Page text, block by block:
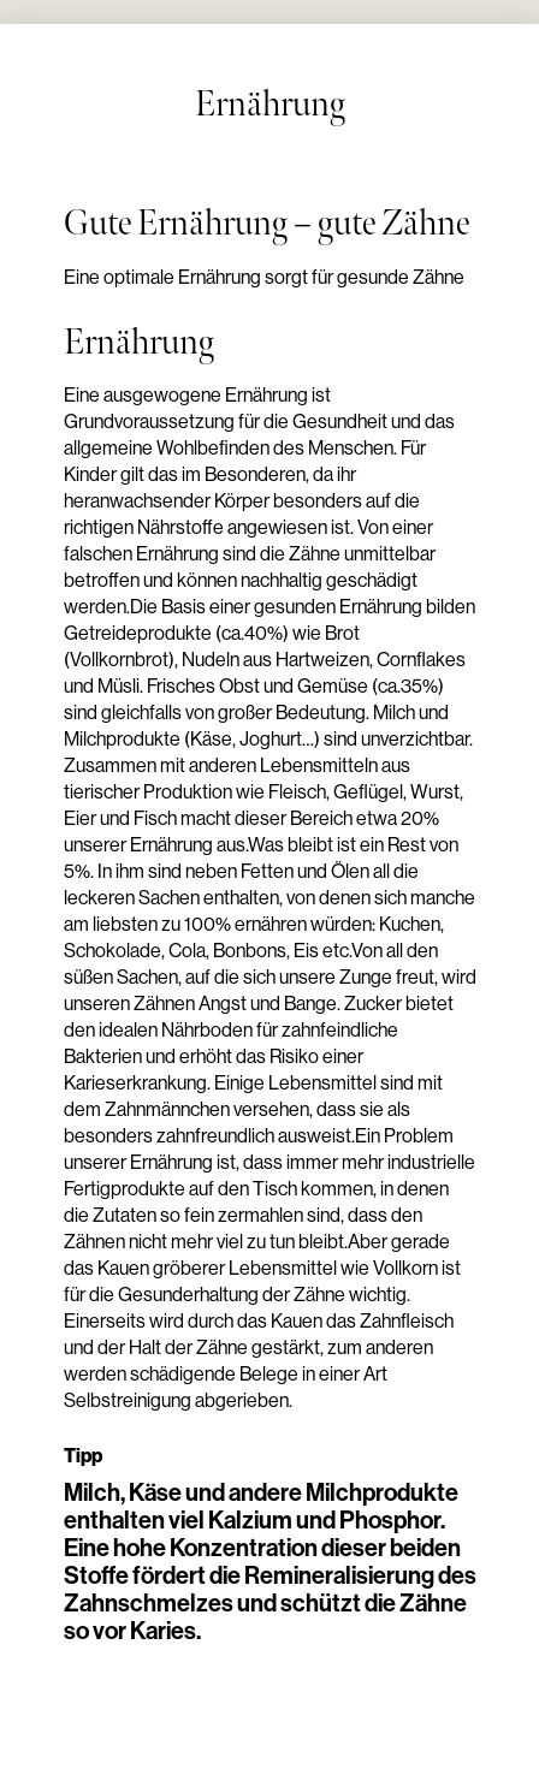
Ernährung
Gute Ernährung – gute Zähne
Eine optimale Ernährung sorgt für gesunde Zähne
Ernährung
Eine ausgewogene Ernährung ist
Grundvoraussetzung für die Gesundheit und das
allgemeine Wohlbefinden des Menschen. Für
Kinder gilt das im Besonderen, da ihr
heranwachsender Körper besonders auf die
richtigen Nährstoffe angewiesen ist. Von einer
falschen Ernährung sind die Zähne unmittelbar
betroffen und können nachhaltig geschädigt
werden.Die Basis einer gesunden Ernährung bilden
Getreideprodukte (ca.40%) wie Brot
(Vollkornbrot), Nudeln aus Hartweizen, Cornflakes
und Müsli. Frisches Obst und Gemüse (ca.35%)
sind gleichfalls von großer Bedeutung. Milch und
Milchprodukte (Käse, Joghurt…) sind unverzichtbar.
Zusammen mit anderen Lebensmitteln aus
tierischer Produktion wie Fleisch, Geflügel, Wurst,
Eier und Fisch macht dieser Bereich etwa 20%
unserer Ernährung aus.Was bleibt ist ein Rest von
5%. In ihm sind neben Fetten und Ölen all die
leckeren Sachen enthalten, von denen sich manche
am liebsten zu 100% ernähren würden: Kuchen,
Schokolade, Cola, Bonbons, Eis etc.Von all den
süßen Sachen, auf die sich unsere Zunge freut, wird
unseren Zähnen Angst und Bange. Zucker bietet
den idealen Nährboden für zahnfeindliche
Bakterien und erhöht das Risiko einer
Karieserkrankung. Einige Lebensmittel sind mit
dem Zahnmännchen versehen, dass sie als
besonders zahnfreundlich ausweist.Ein Problem
unserer Ernährung ist, dass immer mehr industrielle
Fertigprodukte auf den Tisch kommen, in denen
die Zutaten so fein zermahlen sind, dass den
Zähnen nicht mehr viel zu tun bleibt.Aber gerade
das Kauen gröberer Lebensmittel wie Vollkorn ist
für die Gesunderhaltung der Zähne wichtig.
Einerseits wird durch das Kauen das Zahnfleisch
und der Halt der Zähne gestärkt, zum anderen
werden schädigende Belege in einer Art
Selbstreinigung abgerieben.
Tipp
Milch, Käse und andere Milchprodukte
enthalten viel Kalzium und Phosphor.
Eine hohe Konzentration dieser beiden
Stoffe fördert die Remineralisierung des
Zahnschmelzes und schützt die Zähne
so vor Karies.